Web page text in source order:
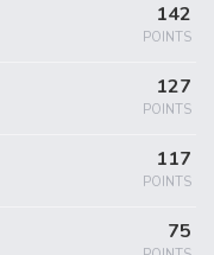
142
POINTS
127
POINTS
117
POINTS
75